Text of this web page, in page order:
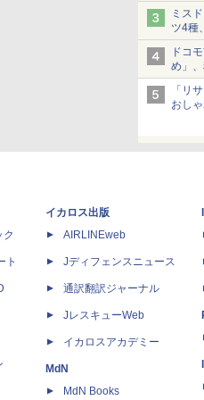
ミス
ツ4種
ドコ
め」
「リ
おし
ク
ト
イカロス出版
AIRLINEweb
Jディフェンスニュース
通訳翻訳ジャーナル
JレスキューWeb
イカロスアカデミー
MdN
MdN Books